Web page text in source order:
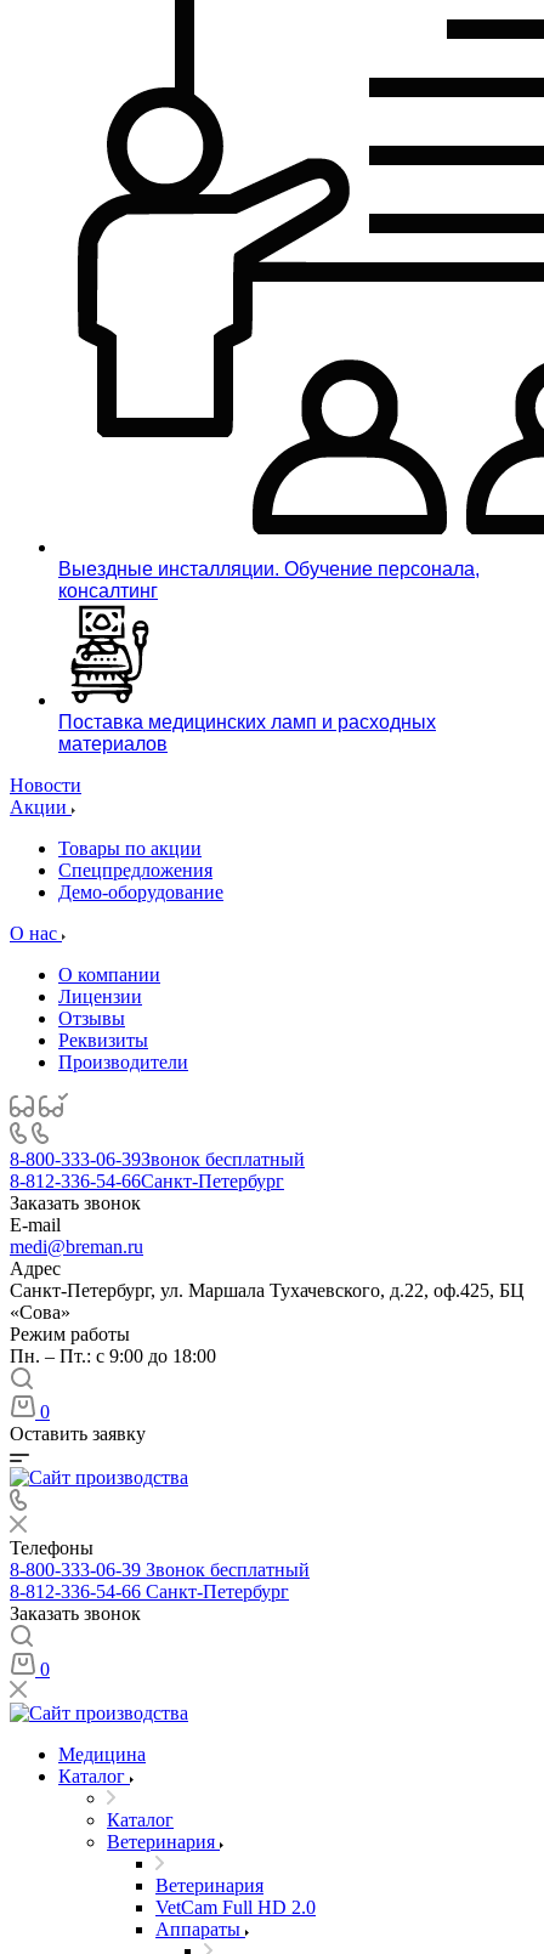
Выездные инсталляции. Обучение персонала,
консалтинг
Поставка медицинских ламп и расходных
материалов
Новости
Акции
Товары по акции
Спецпредложения
Демо-оборудование
О нас
О компании
Лицензии
Отзывы
Реквизиты
Производители
8-800-333-06-39Звонок бесплатный
8-812-336-54-66Санкт-Петербург
Заказать звонок
E-mail
medi@breman.ru
Адрес
Санкт-Петербург, ул. Маршала Тухачевского, д.22, оф.425, БЦ
«Сова»
Режим работы
Пн. – Пт.: с 9:00 до 18:00
0
Оставить заявку
Телефоны
8-800-333-06-39 Звонок бесплатный
8-812-336-54-66 Санкт-Петербург
Заказать звонок
0
Медицина
Каталог
Каталог
Ветеринария
Ветеринария
VetCam Full HD 2.0
Аппараты